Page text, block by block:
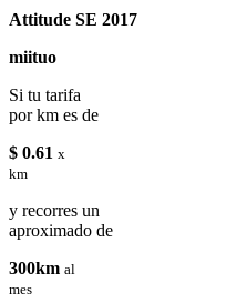
Attitude SE 2017
miituo
Si tu tarifa
por km es de
$ 0.61 x
km
y recorres un
aproximado de
300km al
mes